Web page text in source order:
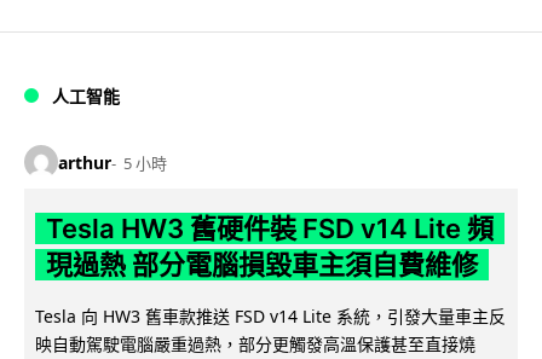
人工智能
arthur 5 小時
Tesla HW3 舊硬件裝 FSD v14 Lite 頻
現過熱 部分電腦損毀車主須自費維修
Tesla 向 HW3 舊車款推送 FSD v14 Lite 系統，引發大量車主反
映自動駕駛電腦嚴重過熱，部分更觸發高溫保護甚至直接燒